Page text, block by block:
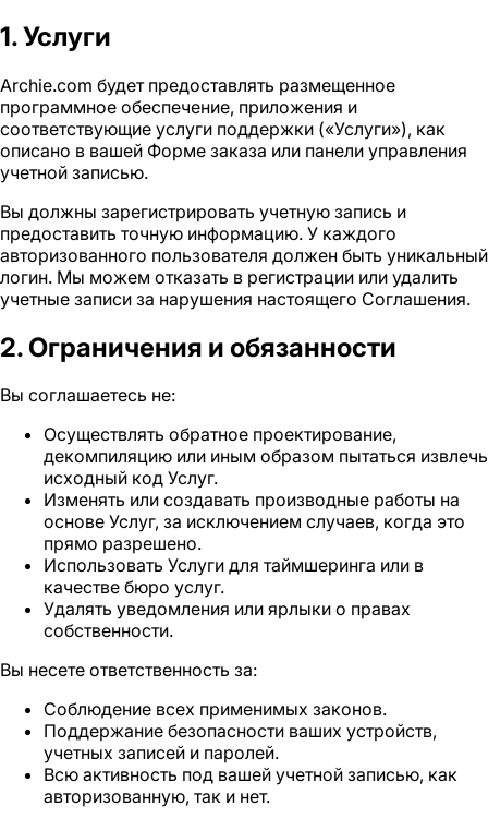
1. Услуги
Archie.com будет предоставлять размещенное
программное обеспечение, приложения и
соответствующие услуги поддержки («Услуги»), как
описано в вашей Форме заказа или панели управления
учетной записью.
Вы должны зарегистрировать учетную запись и
предоставить точную информацию. У каждого
авторизованного пользователя должен быть уникальный
логин. Мы можем отказать в регистрации или удалить
учетные записи за нарушения настоящего Соглашения.
2. Ограничения и обязанности
Вы соглашаетесь не:
Осуществлять обратное проектирование,
декомпиляцию или иным образом пытаться извлечь
исходный код Услуг.
Изменять или создавать производные работы на
основе Услуг, за исключением случаев, когда это
прямо разрешено.
Использовать Услуги для таймшеринга или в
качестве бюро услуг.
Удалять уведомления или ярлыки о правах
собственности.
Вы несете ответственность за:
Соблюдение всех применимых законов.
Поддержание безопасности ваших устройств,
учетных записей и паролей.
Всю активность под вашей учетной записью, как
авторизованную, так и нет.